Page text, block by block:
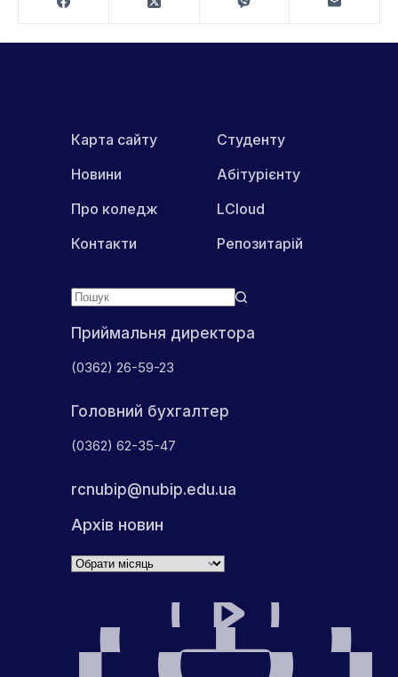
Приймальня директора
(0362) 26-59-23
Головний бухгалтер
(0362) 62-35-47
rcnubip@nubip.edu.ua
Архів новин
Архіви
Карта сайту
Новини
Про коледж
Контакти
Студенту
Абітурієнту
LCloud
Репозитарій